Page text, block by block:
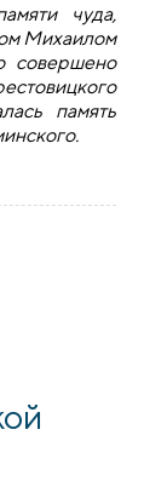
чуда,
Михаилом
совершено
память
духовенства